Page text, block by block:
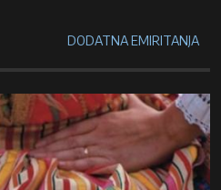
DODATNA EMIRITANJA